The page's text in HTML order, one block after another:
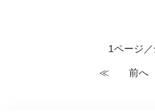
1ページ
≪ 前へ